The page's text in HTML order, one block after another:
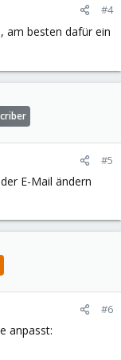
#4
am besten dafür ein
#5
E-Mail ändern
#6
anpasst: